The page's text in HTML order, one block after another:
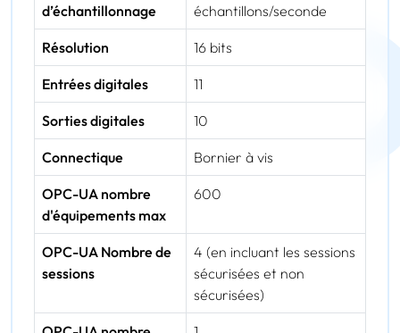
d’échantillonnage
échantillons/seconde
Résolution 16 bits
Entrées digitales 11
Sorties digitales 10
Connectique Bornier à vis
OPC-UA nombre
d'équipements max
600
OPC-UA Nombre de
sessions
4 (en incluant les sessions
sécurisées et non
sécurisées)